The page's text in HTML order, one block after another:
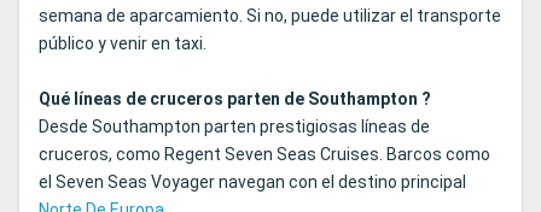
semana de aparcamiento. Si no, puede utilizar el transporte
público y venir en taxi.
Qué líneas de cruceros parten de Southampton ?
Desde Southampton parten prestigiosas líneas de
cruceros, como Regent Seven Seas Cruises. Barcos como
el Seven Seas Voyager navegan con el destino principal